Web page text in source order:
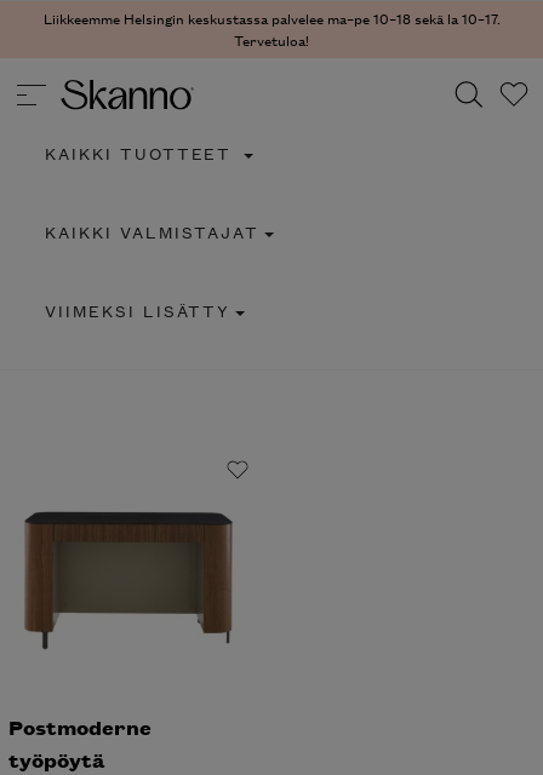
Liikkeemme Helsingin keskustassa palvelee ma–pe 10–18 sekä la 10–17.
Tervetuloa!
Type 2 or more characters for results.
KAIKKI TUOTTEET
KAIKKI VALMISTAJAT
VIIMEKSI LISÄTTY
Postmoderne
työpöytä